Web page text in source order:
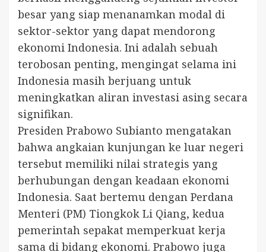
besar yang siap menanamkan modal di
sektor-sektor yang dapat mendorong
ekonomi Indonesia. Ini adalah sebuah
terobosan penting, mengingat selama ini
Indonesia masih berjuang untuk
meningkatkan aliran investasi asing secara
signifikan.
Presiden Prabowo Subianto mengatakan
bahwa angkaian kunjungan ke luar negeri
tersebut memiliki nilai strategis yang
berhubungan dengan keadaan ekonomi
Indonesia. Saat bertemu dengan Perdana
Menteri (PM) Tiongkok Li Qiang, kedua
pemerintah sepakat memperkuat kerja
sama di bidang ekonomi. Prabowo juga